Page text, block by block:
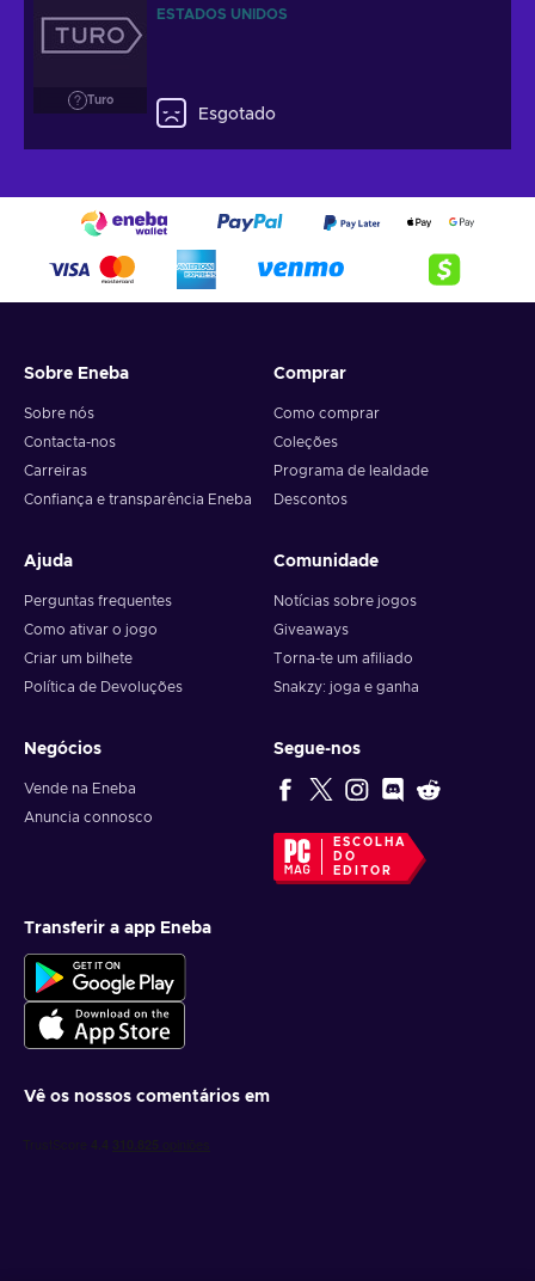
Turo
ESTADOS UNIDOS
Esgotado
Sobre Eneba
Sobre nós
Contacta-nos
Carreiras
Confiança e transparência Eneba
Comprar
Como comprar
Coleções
Programa de lealdade
Descontos
Ajuda
Perguntas frequentes
Como ativar o jogo
Criar um bilhete
Política de Devoluções
Comunidade
Notícias sobre jogos
Giveaways
Torna-te um afiliado
Snakzy: joga e ganha
Negócios
Vende na Eneba
Anuncia connosco
Segue-nos
ESCOLHA
DO
EDITOR
Transferir a app Eneba
Vê os nossos comentários em